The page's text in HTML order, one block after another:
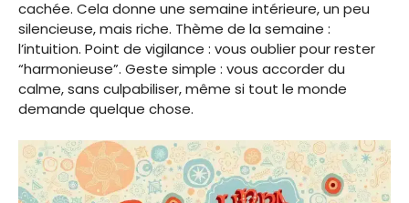
cachée. Cela donne une semaine intérieure, un peu
silencieuse, mais riche. Thème de la semaine :
l’intuition. Point de vigilance : vous oublier pour rester
“harmonieuse”. Geste simple : vous accorder du
calme, sans culpabiliser, même si tout le monde
demande quelque chose.